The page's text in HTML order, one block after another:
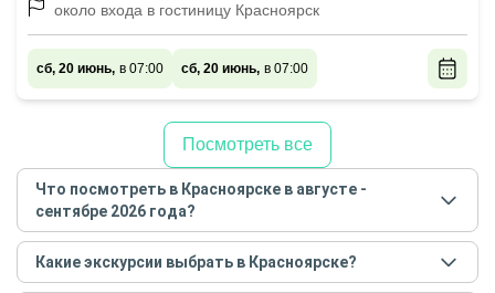
около входа в гостиницу Красноярск
сб, 20 июнь, в 07:00 сб, 20 июнь, в 07:00
Посмотреть все
Что посмотреть в Красноярске в августе -
сентябре 2026 года?
Самые популярные местав Красноярскев августе
- сентябре 2026 года:
Какие экскурсии выбрать в Красноярске?